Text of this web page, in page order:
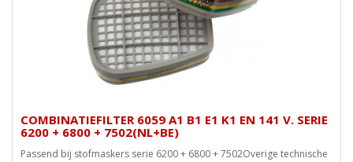
COMBINATIEFILTER 6059 A1 B1 E1 K1 EN 141 V. SERIE
6200 + 6800 + 7502(NL+BE)
Passend bij stofmaskers serie 6200 + 6800 + 7502Overige technische